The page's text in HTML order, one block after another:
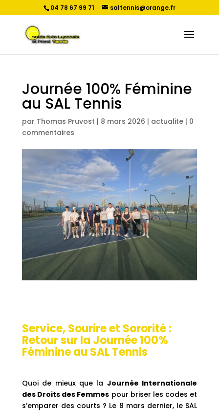
04 78 67 99 71 saltennis@orange.fr
Journée 100% Féminine
au SAL Tennis
par Thomas Pruvost | 8 mars 2026 | actualite| 0
commentaires
Service, Sourire et Sororité :
Retour sur la Journée 100%
Féminine au SAL Tennis
Quoi de mieux que la Journée Internationale
des Droits des Femmes pour briser les codes et
s’emparer des courts ? Le 8 mars dernier, le SAL